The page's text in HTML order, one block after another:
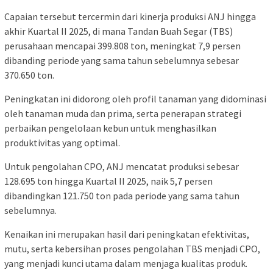
Capaian tersebut tercermin dari kinerja produksi ANJ hingga
akhir Kuartal II 2025, di mana Tandan Buah Segar (TBS)
perusahaan mencapai 399.808 ton, meningkat 7,9 persen
dibanding periode yang sama tahun sebelumnya sebesar
370.650 ton.
Peningkatan ini didorong oleh profil tanaman yang didominasi
oleh tanaman muda dan prima, serta penerapan strategi
perbaikan pengelolaan kebun untuk menghasilkan
produktivitas yang optimal.
Untuk pengolahan CPO, ANJ mencatat produksi sebesar
128.695 ton hingga Kuartal II 2025, naik 5,7 persen
dibandingkan 121.750 ton pada periode yang sama tahun
sebelumnya.
Kenaikan ini merupakan hasil dari peningkatan efektivitas,
mutu, serta kebersihan proses pengolahan TBS menjadi CPO,
yang menjadi kunci utama dalam menjaga kualitas produk.